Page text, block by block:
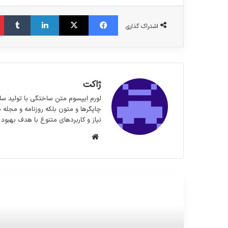
اشتراک گذاری
فیس بوک X لینکدین
ژاکت
لورم ایپسوم متن ساختگی با تولید
چاپگرها و متون بلکه روزنامه و
نیاز و کاربردهای متنوع با هدف